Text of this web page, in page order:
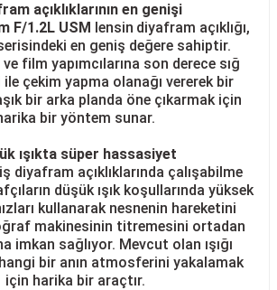
açıklıklarının en genişi
F/1.2L USM lensin diyafram açıklığı,
en geniş değere sahiptir.
film yapımcılarına son derece sığ
çekim yapma olanağı vererek bir
bir arka planda öne çıkarmak için
bir yöntem sunar.
ışıkta süper hassasiyet
diyafram açıklıklarında çalışabilme
düşük ışık koşullarında yüksek
kullanarak nesnenin hareketini
makinesinin titremesini ortadan
imkan sağlıyor. Mevcut olan ışığı
bir anın atmosferini yakalamak
için harika bir araçtır.